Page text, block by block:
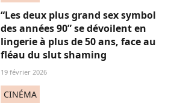
“Les deux plus grand sex symbol
des années 90” se dévoilent en
lingerie à plus de 50 ans, face au
fléau du slut shaming
19 février 2026
CINÉMA